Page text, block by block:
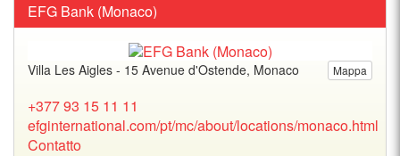
EFG Bank (Monaco)
Mappa
Villa Les Aigles - 15 Avenue d'Ostende, Monaco
+377 93 15 11 11
efginternational.com/pt/mc/about/locations/monaco.html
Contatto